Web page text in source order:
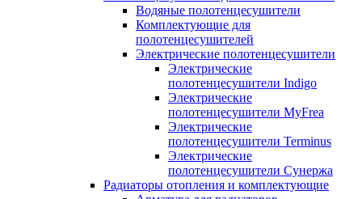
Водяные полотенцесушители
Комплектующие для
полотенцесушителей
Электрические полотенцесушители
Электрические
полотенцесушители Indigo
Электрические
полотенцесушители MyFrea
Электрические
полотенцесушители Terminus
Электрические
полотенцесушители Сунержа
Радиаторы отопления и комплектующие